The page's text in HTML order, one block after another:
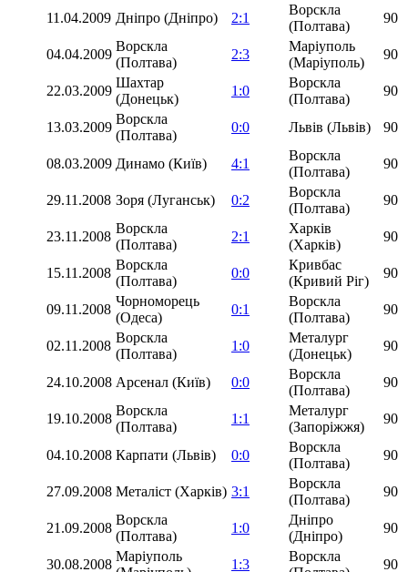
11.04.2009 Дніпро (Дніпро) 2:1
Ворскла
(Полтава)
90
04.04.2009
Ворскла
(Полтава)
2:3
Маріуполь
(Маріуполь)
90
22.03.2009
Шахтар
(Донецьк)
1:0
Ворскла
(Полтава)
90
13.03.2009
Ворскла
(Полтава)
0:0 Львів (Львів) 90
08.03.2009 Динамо (Київ) 4:1
Ворскла
(Полтава)
90
29.11.2008 Зоря (Луганськ) 0:2
Ворскла
(Полтава)
90
23.11.2008
Ворскла
(Полтава)
2:1
Харків
(Харків)
90
15.11.2008
Ворскла
(Полтава)
0:0
Кривбас
(Кривий Ріг)
90
09.11.2008
Чорноморець
(Одеса)
0:1
Ворскла
(Полтава)
90
02.11.2008
Ворскла
(Полтава)
1:0
Металург
(Донецьк)
90
24.10.2008 Арсенал (Київ) 0:0
Ворскла
(Полтава)
90
19.10.2008
Ворскла
(Полтава)
1:1
Металург
(Запоріжжя)
90
04.10.2008 Карпати (Львів) 0:0
Ворскла
(Полтава)
90
27.09.2008 Металіст (Харків) 3:1
Ворскла
(Полтава)
90
21.09.2008
Ворскла
(Полтава)
1:0
Дніпро
(Дніпро)
90
30.08.2008
Маріуполь
1:3
Ворскла
90